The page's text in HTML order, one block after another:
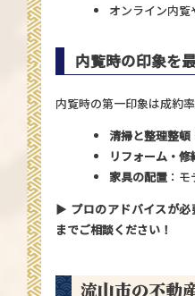
オンライン内
内覧時の印象を
内覧時の第一印象は成約
清掃と整理整頓
リフォーム・修
家具の配置 ：
▶ プロのアドバイスが必
までご相談ください！
流山市の不動